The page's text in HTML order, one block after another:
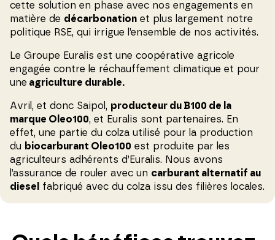
cette solution en phase avec nos engagements en
matière de décarbonation et plus largement notre
politique RSE, qui irrigue l’ensemble de nos activités.
Le Groupe Euralis est une coopérative agricole
engagée contre le réchauffement climatique et pour
une agriculture durable.
Avril, et donc Saipol, producteur du B100 de la
marque Oleo100, et Euralis sont partenaires. En
effet, une partie du colza utilisé pour la production
du biocarburant Oleo100 est produite par les
agriculteurs adhérents d’Euralis. Nous avons
l’assurance de rouler avec un carburant alternatif au
diesel
fabriqué avec du colza issu des filières locales.